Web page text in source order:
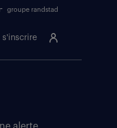
s'inscrire
groupe randstad